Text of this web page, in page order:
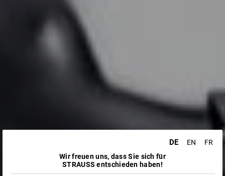
DE EN
FR
Wir freuen uns, dass Sie sich für
STRAUSS entschieden haben!